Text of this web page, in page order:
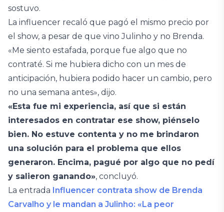
sostuvo.
La influencer recaló que pagó el mismo precio por
el show, a pesar de que vino Julinho y no Brenda.
«Me siento estafada, porque fue algo que no
contraté. Si me hubiera dicho con un mes de
anticipación, hubiera podido hacer un cambio, pero
no una semana antes», dijo.
«Esta fue mi experiencia, así que si están
interesados en contratar ese show, piénselo
bien. No estuve contenta y no me brindaron
una solución para el problema que ellos
generaron. Encima, pagué por algo que no pedí
y salieron ganando», concluyó.
La entrada Influencer contrata show de Brenda
Carvalho y le mandan a Julinho: «La peor